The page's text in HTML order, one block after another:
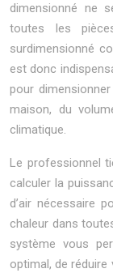
dimensionné ne
toutes les
surdimensionné
est donc
pour
maison, du
climatique.
Le professionnel
calculer la
d’air nécessaire
chaleur dans
système vous
optimal, de